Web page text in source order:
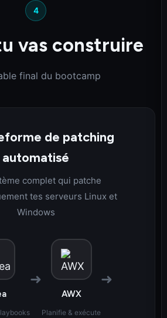
4
vas construire
final du bootcamp
de patching
automatisé
complet qui patche
tes serveurs Linux et
Windows
➜
AWX
Planifie & exécute
➜